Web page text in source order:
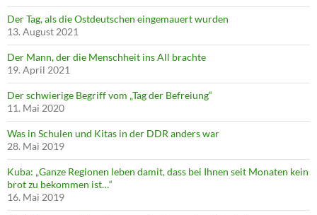
Der Tag, als die Ostdeutschen eingemauert wurden
13. August 2021
Der Mann, der die Menschheit ins All brachte
19. April 2021
Der schwierige Begriff vom „Tag der Befreiung“
11. Mai 2020
Was in Schulen und Kitas in der DDR anders war
28. Mai 2019
Kuba: „Ganze Regionen leben damit, dass bei Ihnen seit Monaten kein
brot zu bekommen ist…“
16. Mai 2019